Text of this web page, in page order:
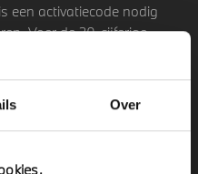
Over
een activatiecode nodig
Voer de 20-cijferige
Deze code bevat
bevestigen. De update-